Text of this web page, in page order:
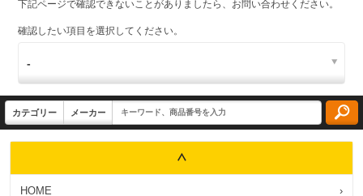
下記ページで確認できないことがありましたら、お問い合わせください。
確認したい項目を選択してください。
HOME ›